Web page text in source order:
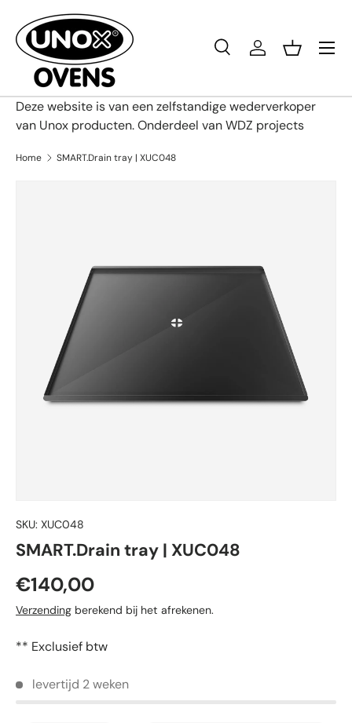
Ga naar inhoud
Zoeken
Productsoort
Alles
ZoekenInloggenMandje
Menu
Deze website is van een zelfstandige wederverkoper
van Unox producten. Onderdeel van WDZ projects
Home SMART.Drain tray | XUC048
SKU: XUC048
SMART.Drain tray | XUC048
€140,00
Verzending berekend bij het afrekenen.
** Exclusief btw
levertijd 2 weken